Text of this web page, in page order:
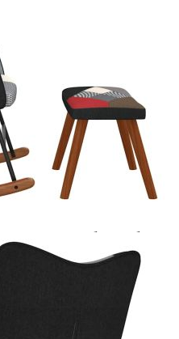
плат
credit institutions
информационна цел.
можете да изберете броя
Adăugați produsul în
putea selecta detaliile